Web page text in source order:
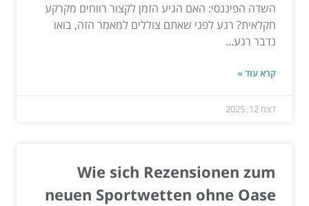
השדה הפיננסי: האם הגיע הזמן לקצור רווחים מקרקע
חקלאית? רגע לפני שאתם צוללים למאמר הזה, בואו
נדבר רגע...
קרא עוד »
דצמ 12, 2025
Wie sich Rezensionen zum
neuen Sportwetten ohne Oase